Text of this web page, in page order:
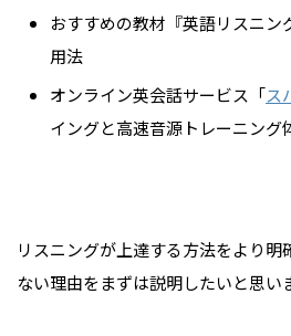
おすすめの教材『英語リスニン
用法
オンライン英会話サービス「ス
イングと高速音源トレーニング
リスニングが上達する方法をより明
ない理由をまずは説明したいと思い